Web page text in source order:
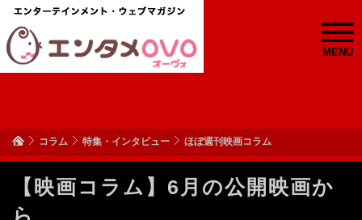
MENU
コラム 特集・インタビュー ほぼ週刊映画コラム
【映画コラム】6月の公開映画か
ら